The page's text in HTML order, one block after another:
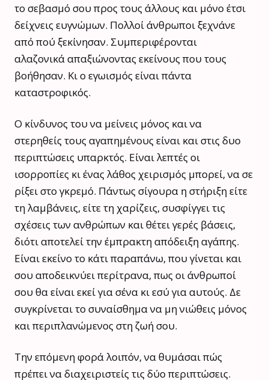
το σεβασμό σου προς τους άλλους και μόνο έτσι
δείχνεις ευγνώμων. Πολλοί άνθρωποι ξεχνάνε
από πού ξεκίνησαν. Συμπεριφέρονται
αλαζονικά απαξιώνοντας εκείνους που τους
βοήθησαν. Κι ο εγωισμός είναι πάντα
καταστροφικός.
Ο κίνδυνος του να μείνεις μόνος και να
στερηθείς τους αγαπημένους είναι και στις δυο
περιπτώσεις υπαρκτός. Είναι λεπτές οι
ισορροπίες κι ένας λάθος χειρισμός μπορεί, να σε
ρίξει στο γκρεμό. Πάντως σίγουρα η στήριξη είτε
τη λαμβάνεις, είτε τη χαρίζεις, συσφίγγει τις
σχέσεις των ανθρώπων και θέτει γερές βάσεις,
διότι αποτελεί την έμπρακτη απόδειξη αγάπης.
Είναι εκείνο το κάτι παραπάνω, που γίνεται και
σου αποδεικνύει περίτρανα, πως οι άνθρωποί
σου θα είναι εκεί για σένα κι εσύ για αυτούς. Δε
συγκρίνεται το συναίσθημα να μη νιώθεις μόνος
και περιπλανώμενος στη ζωή σου.
Την επόμενη φορά λοιπόν, να θυμάσαι πώς
πρέπει να διαχειριστείς τις δύο περιπτώσεις.